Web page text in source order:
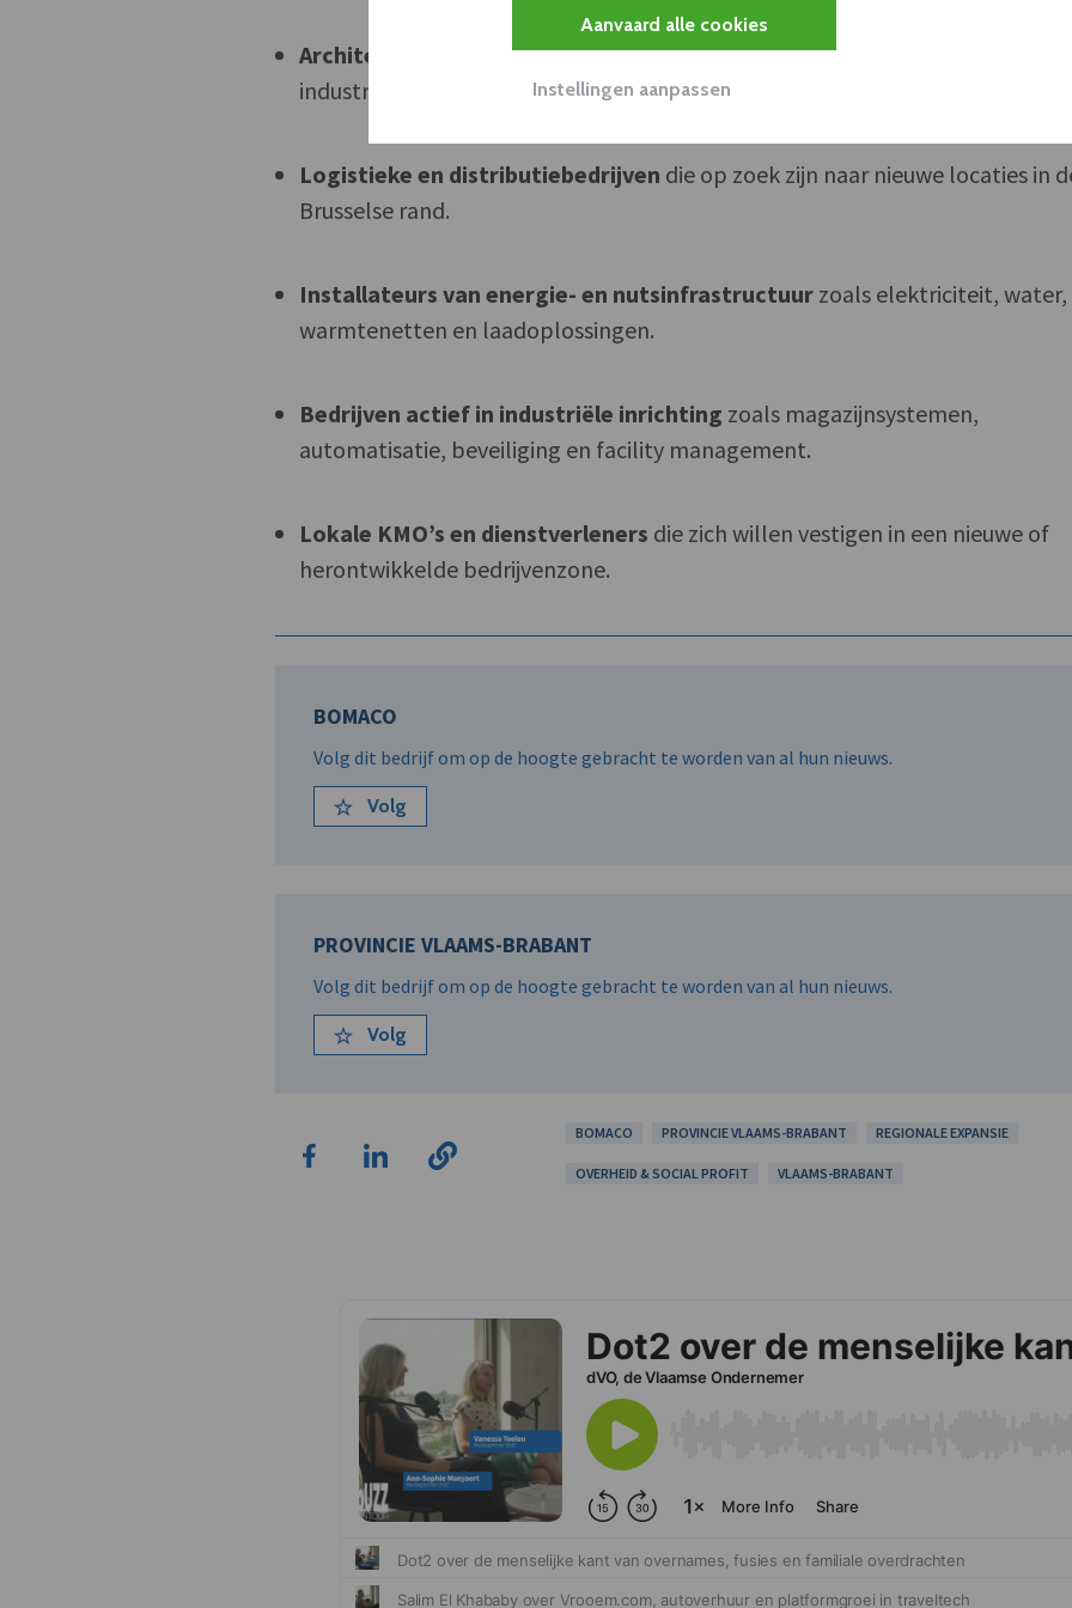
Aanvaard alle cookies
Instellingen aanpassen
Architecten- en studiebureausgespecialiseerd in ruimtelijke planning,
industriële gebouwen en vergunningsprocedures.
Logistieke en distributiebedrijven die op zoek zijn naar nieuwe locaties in
Brusselse rand.
Installateurs van energie- en nutsinfrastructuur zoals elektriciteit, water,
warmtenetten en laadoplossingen.
Bedrijven actief in industriële inrichting zoals magazijnsystemen,
automatisatie, beveiliging en facility management.
Lokale KMO’s en dienstverleners die zich willen vestigen in een nieuwe of
herontwikkelde bedrijvenzone.
BOMACO
Volg dit bedrijf om op de hoogte gebracht te worden van al hun nieuws.
Volg
PROVINCIE VLAAMS-BRABANT
Volg dit bedrijf om op de hoogte gebracht te worden van al hun nieuws.
Volg
BOMACO PROVINCIE VLAAMS-BRABANT REGIONALE EXPANSIE
OVERHEID & SOCIAL PROFIT VLAAMS-BRABANT